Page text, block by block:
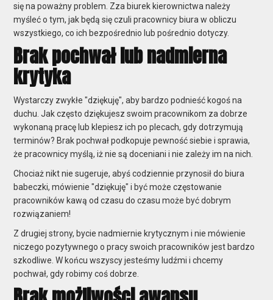
się na poważny problem. Zza biurek kierownictwa należy
myśleć o tym, jak będą się czuli pracownicy biura w obliczu
wszystkiego, co ich bezpośrednio lub pośrednio dotyczy.
Brak pochwał lub nadmierna
krytyka
Wystarczy zwykłe "dziękuję", aby bardzo podnieść kogoś na
duchu. Jak często dziękujesz swoim pracownikom za dobrze
wykonaną pracę lub klepiesz ich po plecach, gdy dotrzymują
terminów? Brak pochwał podkopuje pewność siebie i sprawia,
że pracownicy myślą, iż nie są doceniani i nie zależy im na nich.
Chociaż nikt nie sugeruje, abyś codziennie przynosił do biura
babeczki, mówienie "dziękuję" i być może częstowanie
pracowników kawą od czasu do czasu może być dobrym
rozwiązaniem!
Z drugiej strony, bycie nadmiernie krytycznym i nie mówienie
niczego pozytywnego o pracy swoich pracowników jest bardzo
szkodliwe. W końcu wszyscy jesteśmy ludźmi i chcemy
pochwał, gdy robimy coś dobrze.